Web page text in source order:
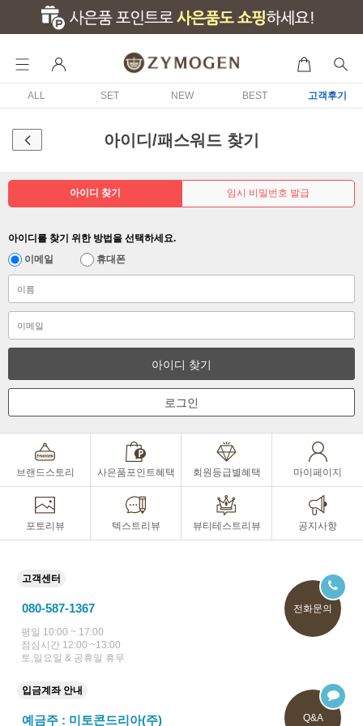
ALL SET NEW BEST 고객후기
아이디/패스워드 찾기
아이디 찾기 임시 비밀번호 발급
아이디를 찾기 위한 방법을 선택하세요.
이메일
휴대폰
아이디 찾기
로그인
브랜드스토리 사은품포인트혜택 회원등급별혜택 마이페이지
포토리뷰 텍스트리뷰 뷰티테스트리뷰 공지사항
고객센터
080-587-1367
평일 10:00 ~ 17:00
점심시간 12:00 ~13:00
토,일요일 & 공휴일 휴무
전화문의
입금계좌 안내
예금주 : 미토콘드리아(주) Q&A